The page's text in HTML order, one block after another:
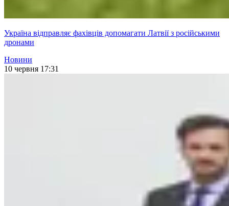
Україна відправляє фахівців допомагати Латвії з російськими
дронами
Новини
10 червня 17:31